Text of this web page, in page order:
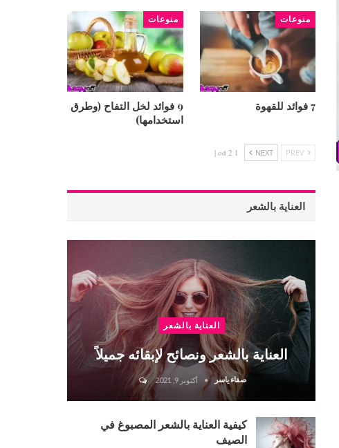
منوعات
7 فوائد للقهوة
منوعات
9 فوائد لخل التفاح (وطرق
استخدامها)
NEXT
1 od 2 |
العناية بالشعر
العناية بالشعر
العناية بالشعر ونصائح لإبقائه جميلاً
صفاء ياسر أكتوبر 9, 2021
كيفية العناية بالشعر المصبوغ في
الصيف